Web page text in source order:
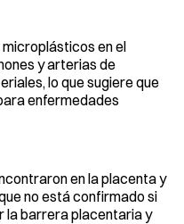
en el
y arterias de
lo que sugiere que
enfermedades
en la placenta y
no está confirmado si
la barrera placentaria y